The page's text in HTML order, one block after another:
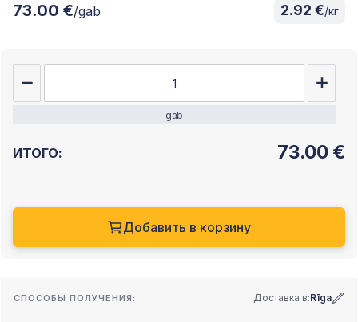
73.00 €/gab 2.92 €/кг
gab
ИТОГО: 73.00 €
Добавить в корзину
СПОСОБЫ ПОЛУЧЕНИЯ: Доставка в:Rīga